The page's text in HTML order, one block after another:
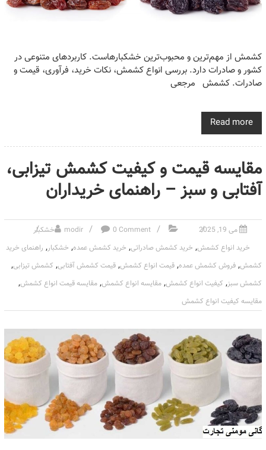
کشمش از مهم‌ترین و محبوب‌ترین خشکبارهاست. کاربردهای متنوعی در
کشور و صادرات دارد. بررسی انواع کشمش، نکات خرید، فرآوری، قیمت و
صادرات. کشمش مرجعی
Read more
مقایسه قیمت و کیفیت کشمش تیزابی،
آفتابی و سبز – راهنمای خریداران
می 19, 2025 modir 0 Comment
خشکبار
خرید انواع کشمش, خرید کشمش صادراتی, خرید کشمش عمده, خشکبار, راهنمای خرید
کشمش, فروش کشمش عمده, قیمت انواع کشمش, قیمت کشمش آفتابی, کشمش تیزابی,
کشمش سبز, کیفیت انواع کشمش, مقایسه انواع کشمش, مقایسه قیمت انواع کشمش,
مقایسه کیفیت انواع کشمش